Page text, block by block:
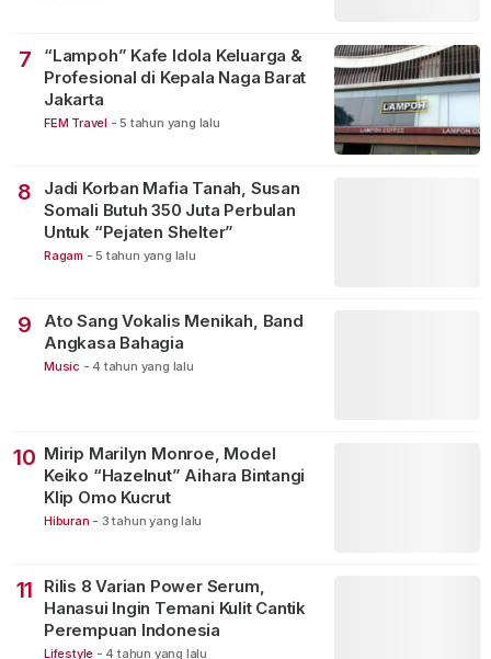
7
“Lampoh” Kafe Idola Keluarga &
Profesional di Kepala Naga Barat
Jakarta
FEM Travel - 5 tahun yang lalu
8
Jadi Korban Mafia Tanah, Susan
Somali Butuh 350 Juta Perbulan
Untuk “Pejaten Shelter”
Ragam - 5 tahun yang lalu
9
Ato Sang Vokalis Menikah, Band
Angkasa Bahagia
Music - 4 tahun yang lalu
10 Mirip Marilyn Monroe, Model
Keiko “Hazelnut” Aihara Bintangi
Klip Omo Kucrut
Hiburan - 3 tahun yang lalu
11
Rilis 8 Varian Power Serum,
Hanasui Ingin Temani Kulit Cantik
Perempuan Indonesia
Lifestyle - 4 tahun yang lalu